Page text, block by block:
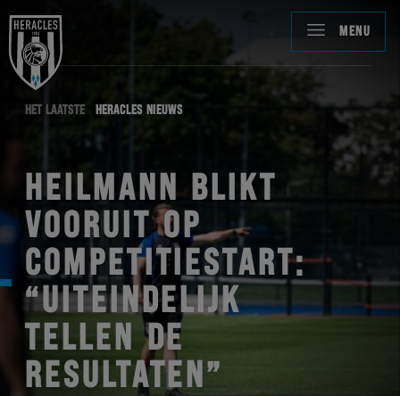
MENU
HET LAATSTE HERACLES NIEUWS
HEILMANN BLIKT
VOORUIT OP
COMPETITIESTART:
“UITEINDELIJK
TELLEN DE
RESULTATEN”